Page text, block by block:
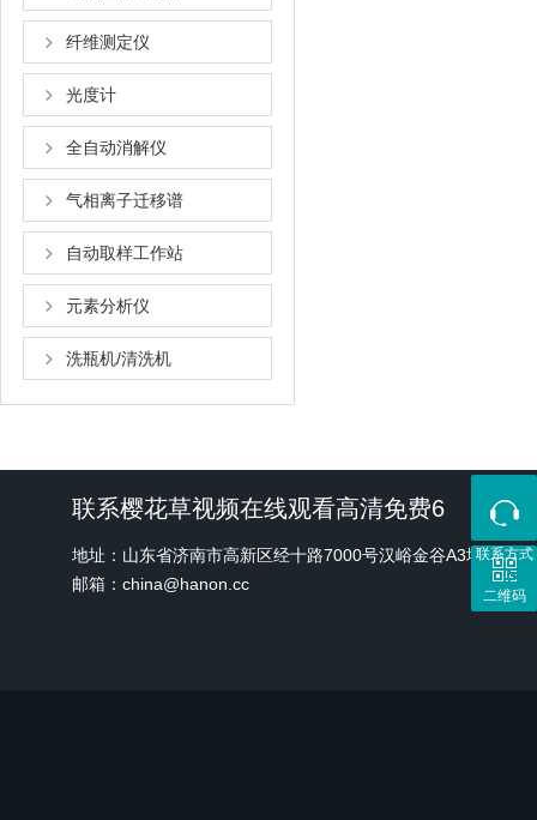
纤维测定仪
光度计
全自动消解仪
气相离子迁移谱
自动取样工作站
元素分析仪
洗瓶机/清洗机
联系樱花草视频在线观看高清免费6
地址：山东省济南市高新区经十路7000号汉峪金谷A3地块1号
邮箱：china@hanon.cc
联系方式
二维码